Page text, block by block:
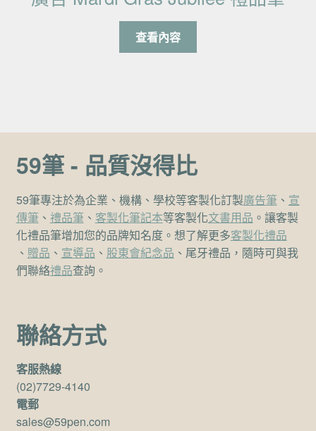
查看內容
59筆 - 品質沒得比
59筆專注於為企業、機構、學校等客製化訂製廣告筆、 宣
傳筆、 禮品筆、 客製化筆記本等客製化文書用品 。讓客製
化禮品筆增加您的品牌知名度。想了解更多客製化禮品
、 贈品 、 宣導品 、 股東會紀念品 、尾牙禮品，隨時可與我
們聯絡禮品查詢。
聯絡方式
客服熱線
(02)7729-4140
電郵
sales@59pen.com